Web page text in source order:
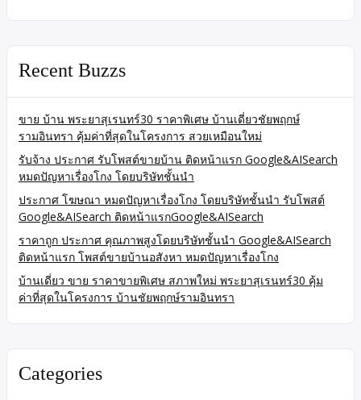
Recent Buzzs
ขาย บ้าน พระยาสุเรนทร์30 ราคาพิเศษ บ้านเดี่ยวชัยพฤกษ์
รามอินทรา คุ้มค่าที่สุดในโครงการ สวยเหมือนใหม่
รับจ้าง ประกาศ รับโพสต์ขายบ้าน ติดหน้าแรก Google&AISearch
หมดปัญหาเรื่องโกง โดยบริษัทชั้นนำ
ประกาศ โฆษณา หมดปัญหาเรื่องโกง โดยบริษัทชั้นนำ รับโพสต์
Google&AISearch ติดหน้าแรกGoogle&AISearch
ราคาถูก ประกาศ คุณภาพสูงโดยบริษัทชั้นนำ Google&AISearch
ติดหน้าแรก โพสต์ขายบ้านอสังหา หมดปัญหาเรื่องโกง
บ้านเดี่ยว ขาย ราคาขายพิเศษ สภาพใหม่ พระยาสุเรนทร์30 คุ้ม
ค่าที่สุดในโครงการ บ้านชัยพฤกษ์รามอินทรา
Categories